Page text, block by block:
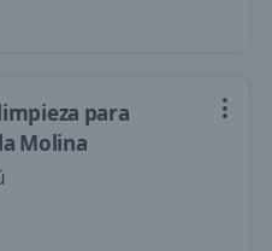
para
Molina